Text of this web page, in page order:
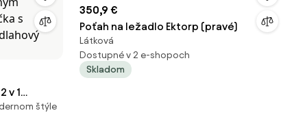
v 1
štýle
350,9 €
Poťah na ležadlo Ektorp (pravé)
Látková
Dostupné v 2 e-shopoch
Skladom